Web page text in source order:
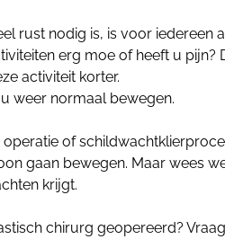
rust nodig is, is voor iedereen
erg moe of heeft u pijn?
activiteit korter.
weer normaal bewegen.
of
gaan bewegen. Maar wees
krijgt.
chirurg geopereerd?